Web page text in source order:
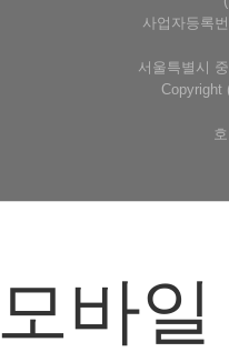
사업자등록
서울특별시
Copyright
모바